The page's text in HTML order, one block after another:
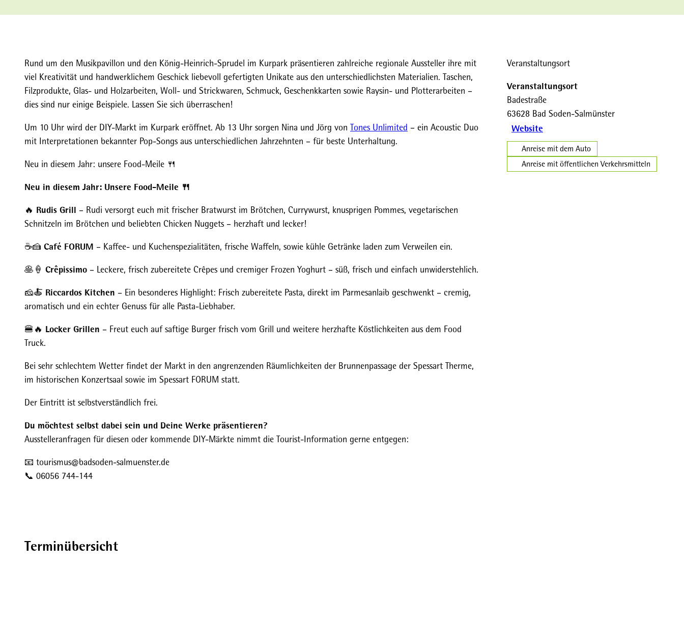
Rund um den Musikpavillon und den König-Heinrich-Sprudel im Kurpark präsentieren zahlreiche regionale Aussteller ihre mit
viel Kreativität und handwerklichem Geschick liebevoll gefertigten Unikate aus den unterschiedlichsten Materialien. Taschen,
Filzprodukte, Glas- und Holzarbeiten, Woll- und Strickwaren, Schmuck, Geschenkkarten sowie Raysin- und Plotterarbeiten –
dies sind nur einige Beispiele. Lassen Sie sich überraschen!
Um 10 Uhr wird der DIY-Markt im Kurpark eröffnet. Ab 13 Uhr sorgen Nina und Jörg von Tones Unlimited – ein Acoustic Duo
mit Interpretationen bekannter Pop-Songs aus unterschiedlichen Jahrzehnten – für beste Unterhaltung.
Neu in diesem Jahr: unsere Food-Meile 🍴
Neu in diesem Jahr: Unsere Food-Meile 🍴
🔥 Rudis Grill – Rudi versorgt euch mit frischer Bratwurst im Brötchen, Currywurst, knusprigen Pommes, vegetarischen
Schnitzeln im Brötchen und beliebten Chicken Nuggets – herzhaft und lecker!
☕🍰 Café FORUM – Kaffee- und Kuchenspezialitäten, frische Waffeln, sowie kühle Getränke laden zum Verweilen ein.
🥞🍦 Crêpissimo – Leckere, frisch zubereitete Crêpes und cremiger Frozen Yoghurt – süß, frisch und einfach unwiderstehlich.
🧀🍝 Riccardos Kitchen – Ein besonderes Highlight: Frisch zubereitete Pasta, direkt im Parmesanlaib geschwenkt – cremig,
aromatisch und ein echter Genuss für alle Pasta-Liebhaber.
🍔🔥 Locker Grillen – Freut euch auf saftige Burger frisch vom Grill und weitere herzhafte Köstlichkeiten aus dem Food
Truck.
Bei sehr schlechtem Wetter findet der Markt in den angrenzenden Räumlichkeiten der Brunnenpassage der Spessart Therme,
im historischen Konzertsaal sowie im Spessart FORUM statt.
Der Eintritt ist selbstverständlich frei.
Du möchtest selbst dabei sein und Deine Werke präsentieren?
Ausstelleranfragen für diesen oder kommende DIY-Märkte nimmt die Tourist-Information gerne entgegen:
📧 tourismus@badsoden-salmuenster.de
📞 06056 744-144
Terminübersicht
Veranstaltungsort
Veranstaltungsort
Badestraße
63628 Bad Soden-Salmünster
Website
Anreise mit dem Auto
Anreise mit öffentlichen Verkehrsmitteln